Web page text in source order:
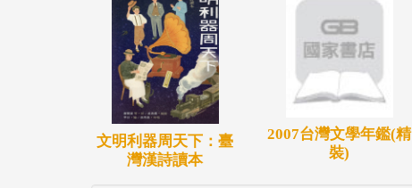
文明利器周天下：臺
灣漢詩讀本
2007台灣文學年鑑(精
裝)